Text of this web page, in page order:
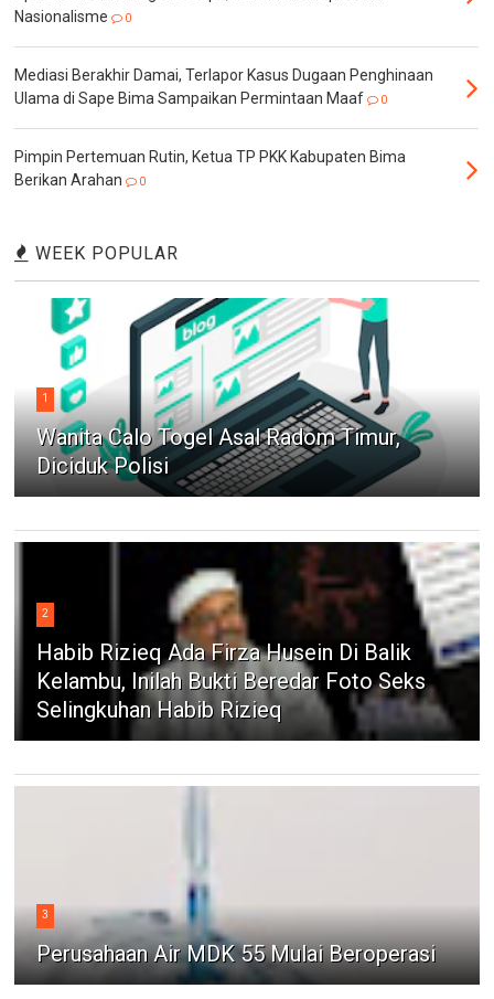
Nasionalisme
0
Mediasi Berakhir Damai, Terlapor Kasus Dugaan Penghinaan
Ulama di Sape Bima Sampaikan Permintaan Maaf
0
Pimpin Pertemuan Rutin, Ketua TP PKK Kabupaten Bima
Berikan Arahan
0
WEEK POPULAR
1
Wanita Calo Togel Asal Radom Timur,
Diciduk Polisi
2
Habib Rizieq Ada Firza Husein Di Balik
Kelambu, Inilah Bukti Beredar Foto Seks
Selingkuhan Habib Rizieq
3
Perusahaan Air MDK 55 Mulai Beroperasi